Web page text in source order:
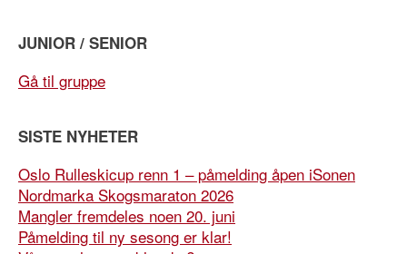
JUNIOR / SENIOR
Gå til gruppe
SISTE NYHETER
Oslo Rulleskicup renn 1 – påmelding åpen iSonen
Nordmarka Skogsmaraton 2026
Mangler fremdeles noen 20. juni
Påmelding til ny sesong er klar!